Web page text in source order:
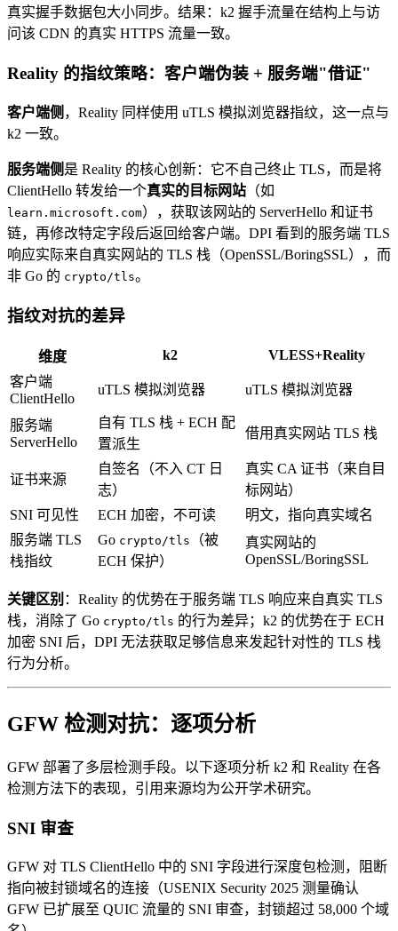
真实握手数据包大小同步。结果：k2 握手流量在结构上与访
问该 CDN 的真实 HTTPS 流量一致。
Reality 的指纹策略：客户端伪装 + 服务端"借证"
客户端侧 ，Reality 同样使用 uTLS 模拟浏览器指纹，这一点与
k2 一致。
服务端侧 是 Reality 的核心创新：它不自己终止 TLS，而是将
ClientHello 转发给一个真实的目标网站 （如
learn.microsoft.com），获取该网站的 ServerHello 和证书
链，再修改特定字段后返回给客户端。DPI 看到的服务端 TLS
响应实际来自真实网站的 TLS 栈（OpenSSL/BoringSSL），而
非 Go 的 crypto/tls。
指纹对抗的差异
维度 k2
VLESS+Reality
客户端
ClientHello
uTLS 模拟浏览器 uTLS 模拟浏览器
服务端
ServerHello
自有 TLS 栈 + ECH 配
置派生
借用真实网站 TLS 栈
证书来源
自签名（不入 CT 日
志）
真实 CA 证书（来自目
标网站）
SNI 可见性
ECH 加密，不可读
明文，指向真实域名
服务端 TLS
栈指纹
Go crypto/tls
（被
ECH 保护）
真实网站的
OpenSSL/BoringSSL
关键区别 ：Reality 的优势在于服务端 TLS 响应来自真实 TLS
栈，消除了 Go crypto/tls 的行为差异；k2 的优势在于 ECH
加密 SNI 后，DPI 无法获取足够信息来发起针对性的 TLS 栈
行为分析。
GFW 检测对抗：逐项分析
GFW 部署了多层检测手段。以下逐项分析 k2 和 Reality 在各
检测方法下的表现，引用来源均为公开学术研究。
SNI 审查
GFW 对 TLS ClientHello 中的 SNI 字段进行深度包检测，阻断
指向被封锁域名的连接（USENIX Security 2025 测量确认
GFW 已扩展至 QUIC 流量的 SNI 审查，封锁超过 58,000 个域